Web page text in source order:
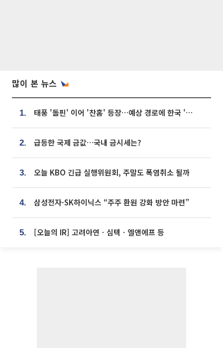
많이 본 뉴스
1. 태풍 '돌핀' 이어 '찬홈' 등장…예상 경로에 한국 '한숨'
2. 급등한 국제 금값…국내 금시세는?
3. 오늘 KBO 긴급 실행위원회, 주말도 폭염취소 될까
4. 삼성전자·SK하이닉스 “주주 환원 강화 방안 마련”
5. [오늘의 IR] 고려아연ㆍ심텍ㆍ엘앤에프 등